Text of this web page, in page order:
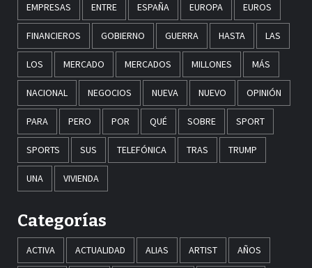
EMPRESAS ENTRE ESPAÑA EUROPA EUROS
FINANCIEROS GOBIERNO GUERRA HASTA LAS
LOS MERCADO MERCADOS MILLONES MÁS
NACIONAL NEGOCIOS NUEVA NUEVO OPINIÓN
PARA PERO POR QUÉ SOBRE SPORT
SPORTS SUS TELEFÓNICA TRAS TRUMP
UNA VIVIENDA
Categorías
ACTIVA ACTUALIDAD ALIAS ARTIST AÑOS